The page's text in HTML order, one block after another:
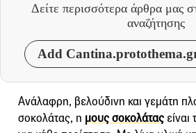
Δείτε περισσότερα άρθρα μας
αναζήτησης
Add
Ανάλαφρη, βελούδινη και γεμάτη
σοκολάτας, η μους σοκολάτας είναι